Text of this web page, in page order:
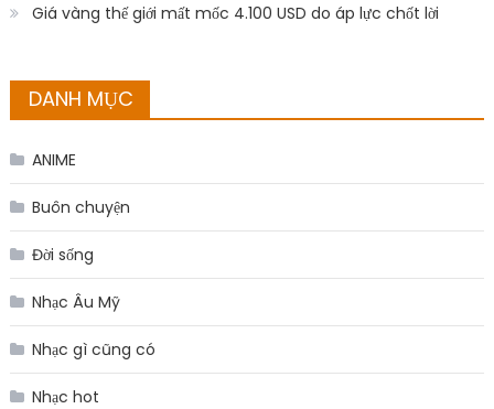
Giá vàng thế giới mất mốc 4.100 USD do áp lực chốt lời
DANH MỤC
ANIME
Buôn chuyện
Đời sống
Nhạc Âu Mỹ
Nhạc gì cũng có
Nhạc hot